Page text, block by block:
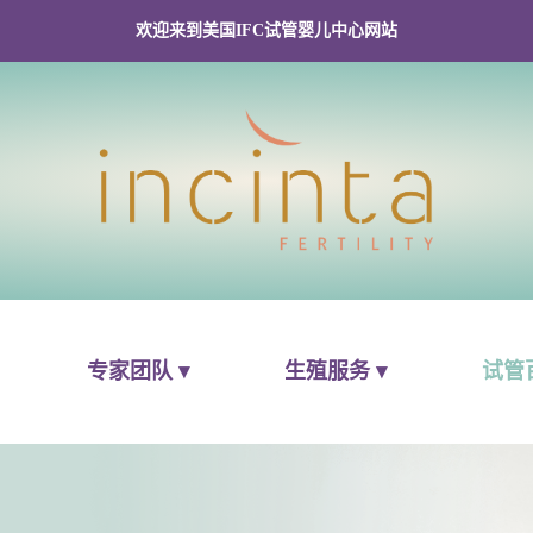
欢迎来到美国IFC试管婴儿中心网站
专家团队 ▾ 生殖服务 ▾ 试管